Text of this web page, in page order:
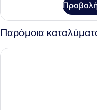
Δωμάτιο
Παρόμοια
Nova Hotel, Ipoh Tambun